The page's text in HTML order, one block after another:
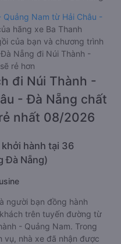
Quảng Nam từ Hải Châu -
hãng xe Ba Thanh
của bạn và chương trình
Nẵng đi Núi Thành -
rẻ hơn
đi Núi Thành -
- Đà Nẵng chất
nhất 08/2026
khởi hành tại 36
Đà Nẵng)
người bạn đồng hành
trên tuyến đường từ
- Quảng Nam. Trong
vụ, nhà xe đã nhận được